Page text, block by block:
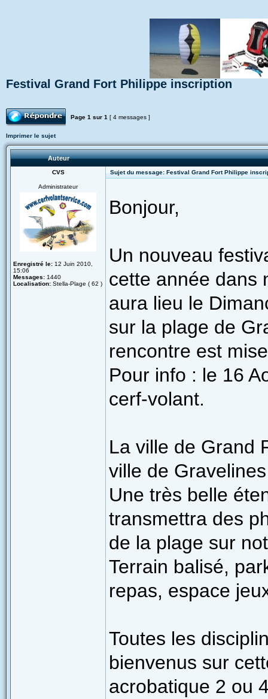
Festival Grand Fort Philippe inscription
Répondre
Page 1 sur 1 [ 4 messages ]
Imprimer le sujet
Auteur
CVS Sujet du message: Festival Grand Fort Philippe
Administrateur
Enregistré le: 12 Juin 2010,
15:06
Messages: 1440
Localisation: Stella-Plage ( 62 )
Bonjour,
Un nouveau
cette année dans
aura lieu le
sur la plage de
rencontre est
Pour info : le 16
cerf-volant.
La ville de Grand
ville de
Une très belle
transmettra des
de la plage sur
Terrain balisé,
repas, espace
Toutes les
bienvenus sur
acrobatique 2 ou